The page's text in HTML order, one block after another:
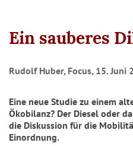
Ein sauberes
Rudolf Huber, Focus, 15. Juni
Eine neue Studie zu einem
Ökobilanz? Der Diesel oder
die Diskussion für die
Einordnung.